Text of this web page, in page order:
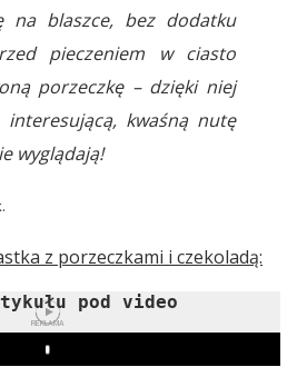
na blaszce, bez dodatku
pieczeniem w ciasto
porzeczkę – dzięki niej
interesującą, kwaśną nutę
wyglądają!
z porzeczkami i czekoladą:
pod video
REKLAMA
Play